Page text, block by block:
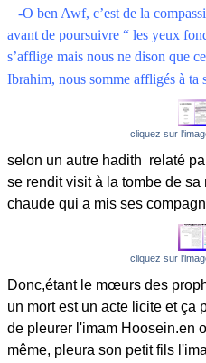
-O ben Awf, c’est de la
avant de poursuivre “ les yeux
s’afflige mais nous ne dison que
Ibrahim, nous somme affligés à ta
cliquez sur
selon un autre hadith relaté
se rendit visit à la tombe de
chaude qui a mis ses
cliquez sur
Donc,étant le mœurs des
un mort est un acte licite et ça
de pleurer l'imam Hoosein.en
même, pleura son petit fils